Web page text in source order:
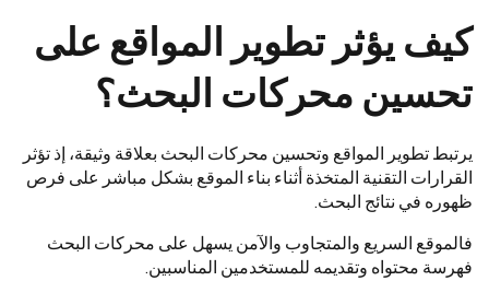
كيف يؤثر تطوير المواقع على
تحسين محركات البحث؟
يرتبط تطوير المواقع وتحسين محركات البحث بعلاقة وثيقة، إذ تؤثر
القرارات التقنية المتخذة أثناء بناء الموقع بشكل مباشر على فرص
ظهوره في نتائج البحث.
فالموقع السريع والمتجاوب والآمن يسهل على محركات البحث
فهرسة محتواه وتقديمه للمستخدمين المناسبين.